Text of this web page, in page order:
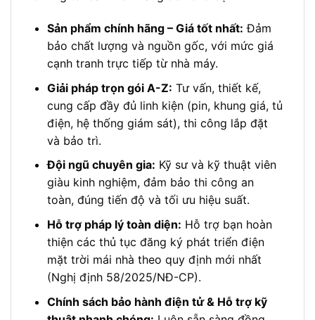
Sản phẩm chính hãng – Giá tốt nhất: Đảm
bảo chất lượng và nguồn gốc, với mức giá
cạnh tranh trực tiếp từ nhà máy.
Giải pháp trọn gói A-Z: Tư vấn, thiết kế,
cung cấp đầy đủ linh kiện (pin, khung giá, tủ
điện, hệ thống giám sát), thi công lắp đặt
và bảo trì.
Đội ngũ chuyên gia: Kỹ sư và kỹ thuật viên
giàu kinh nghiệm, đảm bảo thi công an
toàn, đúng tiến độ và tối ưu hiệu suất.
Hỗ trợ pháp lý toàn diện: Hỗ trợ bạn hoàn
thiện các thủ tục đăng ký phát triển điện
mặt trời mái nhà theo quy định mới nhất
(Nghị định 58/2025/NĐ-CP).
Chính sách bảo hành điện tử & Hỗ trợ kỹ